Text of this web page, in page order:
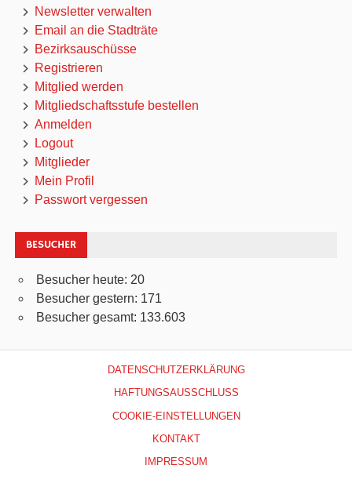
Newsletter verwalten
Email an die Stadträte
Bezirksauschüsse
Registrieren
Mitglied werden
Mitgliedschaftsstufe bestellen
Anmelden
Logout
Mitglieder
Mein Profil
Passwort vergessen
BESUCHER
Besucher heute: 20
Besucher gestern: 171
Besucher gesamt: 133.603
DATENSCHUTZERKLÄRUNG
HAFTUNGSAUSSCHLUSS
COOKIE-EINSTELLUNGEN
KONTAKT
IMPRESSUM